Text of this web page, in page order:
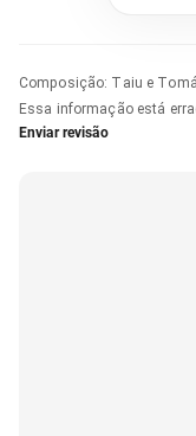
Composição: Taiu e
Essa informação está
Enviar revisão